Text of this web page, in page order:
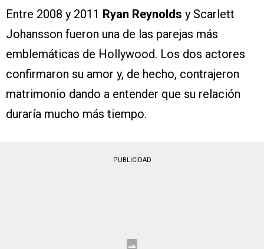
Entre 2008 y 2011 Ryan Reynolds y Scarlett
Johansson fueron una de las parejas más
emblemáticas de Hollywood. Los dos actores
confirmaron su amor y, de hecho, contrajeron
matrimonio dando a entender que su relación
duraría mucho más tiempo.
PUBLICIDAD